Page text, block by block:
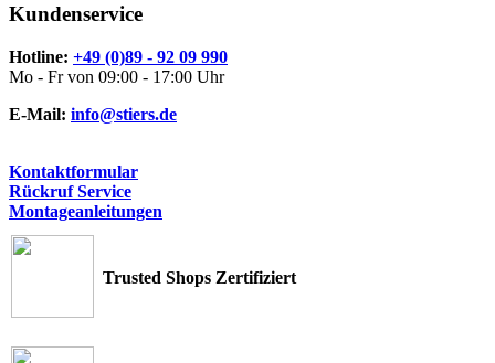
Kundenservice
Hotline: +49 (0)89 - 92 09 990
Mo - Fr von 09:00 - 17:00 Uhr
E-Mail: info@stiers.de
Kontaktformular
Rückruf Service
Montageanleitungen
Trusted Shops Zertifiziert